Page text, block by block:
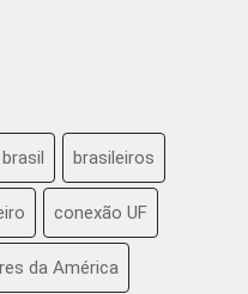
brasil brasileiros
conexão UF
da América